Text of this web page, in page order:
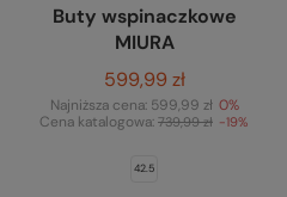
Buty wspinaczkowe
MIURA
599,99 zł
Najniższa cena: 599,99 zł 0%
Cena katalogowa: 739,99 zł -19%
42.5